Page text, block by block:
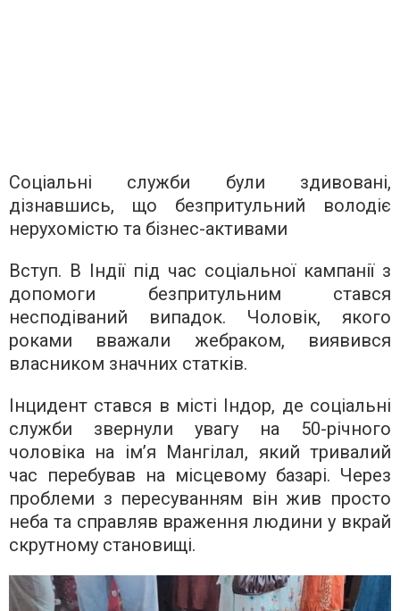
Соціальні служби були здивовані,
дізнавшись, що безпритульний володіє
нерухомістю та бізнес-активами
Вступ. В Індії під час соціальної кампанії з
допомоги безпритульним стався
несподіваний випадок. Чоловік, якого
роками вважали жебраком, виявився
власником значних статків.
Інцидент стався в місті Індор, де соціальні
служби звернули увагу на 50-річного
чоловіка на ім’я Мангілал, який тривалий
час перебував на місцевому базарі. Через
проблеми з пересуванням він жив просто
неба та справляв враження людини у вкрай
скрутному становищі.